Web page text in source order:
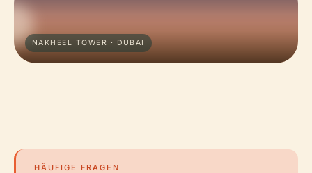
NAKHEEL TOWER · DUBAI
HÄUFIGE FRAGEN